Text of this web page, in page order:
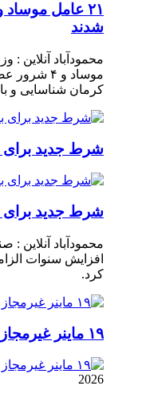
شدند
موساد و ۴
کرمان شناسایی و
شرط جدید برای
شرط جدید برای
محمودآباد آنلاین
افزایش سنوات
کرد.
۱۹ ماینر غیرمجاز در مازندران از مدار خارج شد
2026